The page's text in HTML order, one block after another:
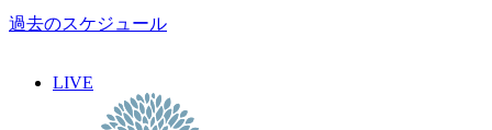
過去のスケジュール
LIVE